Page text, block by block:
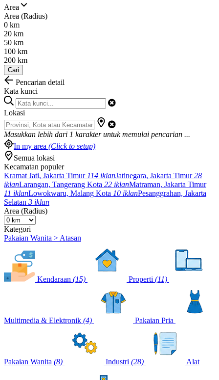
Area
Area (Radius)
0 km
20 km
50 km
100 km
200 km
Cari
Pencarian detail
Kata kunci
Lokasi
Masukkan lebih dari 1 karakter untuk memulai pencarian ...
In my area (Click to setup)
Semua lokasi
Kecamatan populer
Kramat Jati, Jakarta Timur 114 iklanJatinegara, Jakarta Timur28
iklanLarangan, Tangerang Kota 22 iklanMatraman, Jakarta Timur
11 iklanLowokwaru, Malang Kota 10 iklanPesanggrahan, Jakarta
Selatan 3 iklan
Area (Radius)
Kategori
Pakaian Wanita > Atasan
Kendaraan (15) Properti (11)
Multimedia & Elektronik (4) Pakaian Pria
Pakaian Wanita (8) Industri (28) Alat